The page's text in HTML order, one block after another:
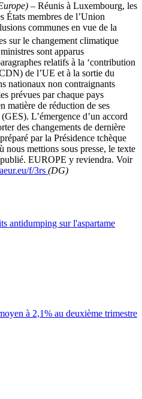
– Réunis à Luxembourg, les
États membres de l’Union
communes en vue de la
sur le changement climatique
sont apparus
relatifs à la ‘contribution
de l’UE et à la sortie du
nationaux non contraignants
prévues par chaque pays
matière de réduction de ses
L’émergence d’un accord
des changements de dernière
par la Présidence tchèque
mettions sous presse, le texte
publié. EUROPE y reviendra. Voir
f/3rs (DG)
antidumping sur l'aspartame
à 2,1% au deuxième trimestre